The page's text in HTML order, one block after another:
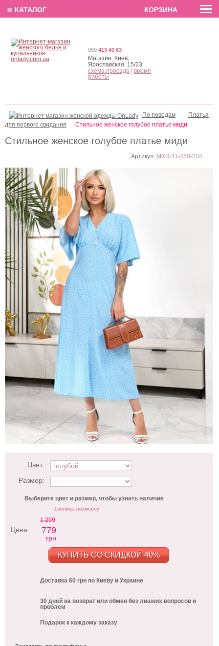
EN РУС
Стильное женское голубое платье миди
Артикул: MXR-11-450-204
Цвет:
Размер:
Выберите цвет и размер, чтобы узнать наличие
Таблица размеров
Цена
1 299
779
грн
КУПИТЬ СО СКИДКОЙ 40%
Доставка 60 грн по Киеву и Украине
30 дней на возврат или обмен без лишних вопросов и
проблем
Подарок к каждому заказу
По поводам
Платья
для первого свидания
Стильное женское голубое платье миди
050 413 43 63
Магазин: Киев,
Ярославская, 15/23
схема проезда
время
работы
≣ КАТАЛОГ КОРЗИНА